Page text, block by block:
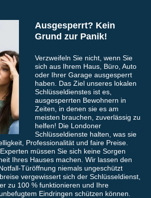
Ausgesperrt? Kein
Grund zur Panik!
Verzweifeln Sie nicht, wenn Sie
sich aus Ihrem Haus, Büro, Auto
oder Ihrer Garage ausgesperrt
haben. Das Ziel unseres lokalen
Schlüsseldienstes ist es,
ausgesperrten Bewohnern in
Zeiten, in denen sie es am
meisten brauchen, zuverlässig zu
helfen! Die Londoner
Schlüsseldienste halten, was sie
Professionalität und faire Preise.
müssen Sie sich keine Sorgen
Ihres Hauses machen. Wir lassen den
Türöffnung niemals ungeschützt
vergewissert sich der Schlüsseldienst,
zu 100 % funktionieren und Ihre
Eindringen schützen können.